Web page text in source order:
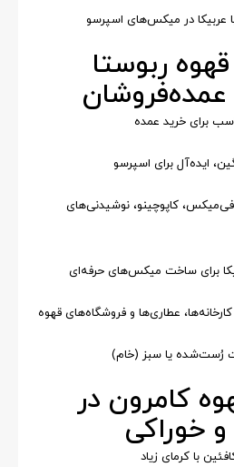
عربیکا در میکس‌های اسپرسو
ربوستا
عمده‌فروشان
برای خرید عمده
ایده‌آل برای اسپرسو
کاپوچینو، نوشیدنی‌های
برای ساخت میکس‌های حرفه‌ای
عطاری‌ها و فروشگاه‌های قهوه
رُست‌شده یا سبز (خام)
کامرون در
خوراکی
با کرمای زیاد